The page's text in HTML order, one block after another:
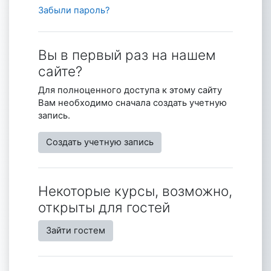
Забыли пароль?
Вы в первый раз на нашем
сайте?
Для полноценного доступа к этому сайту
Вам необходимо сначала создать учетную
запись.
Создать учетную запись
Некоторые курсы, возможно,
открыты для гостей
Зайти гостем